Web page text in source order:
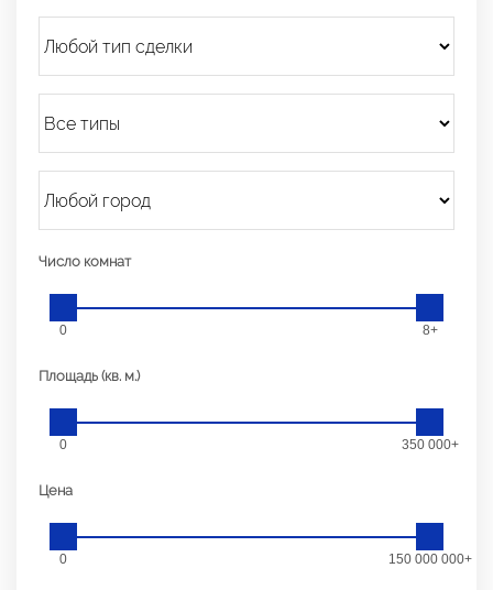
Число комнат
0 8+
Площадь (кв. м.)
0 350 000+
Цена
0 150 000 000+